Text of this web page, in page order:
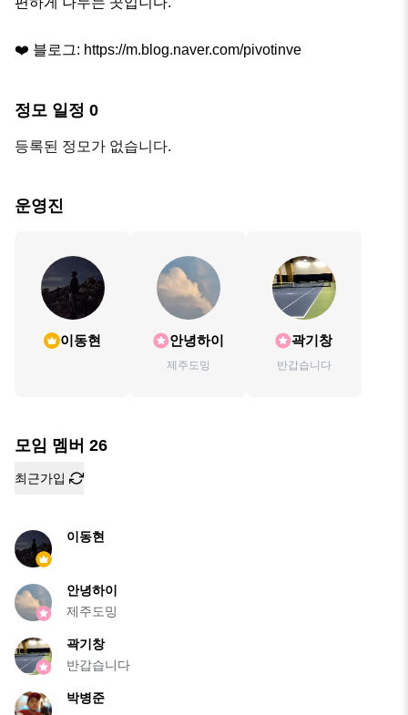
❤️ 블로그: https://m.blog.naver.com/pivotinve
정모 일정 0
등록된 정모가 없습니다.
운영진
이동현 안녕하이
제주도밍
곽기창
반갑습니다
모임 멤버 26
최근가입
이동현
안녕하이
제주도밍
곽기창
반갑습니다
박병준